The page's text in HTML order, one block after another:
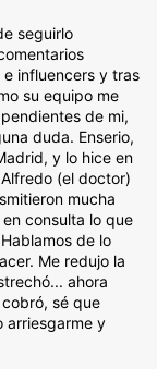
seguirlo
influencers y tras
su equipo me
de mi,
duda. Enserio,
y lo hice en
(el doctor)
mucha
consulta lo que
de lo
Me redujo la
ahora
sé que
arriesgarme y